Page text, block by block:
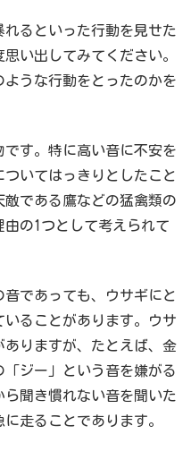
るといった行動を見せた
い出してみてください。
うな行動をとったのかを
す。特に高い音に不安を
いてはっきりとしたこと
である鷹などの猛禽類の
の1つとして考えられて
であっても、ウサギにと
ることがあります。ウサ
りますが、たとえば、金
ジー」という音を嫌がる
聞き慣れない音を聞いた
走ることであります。